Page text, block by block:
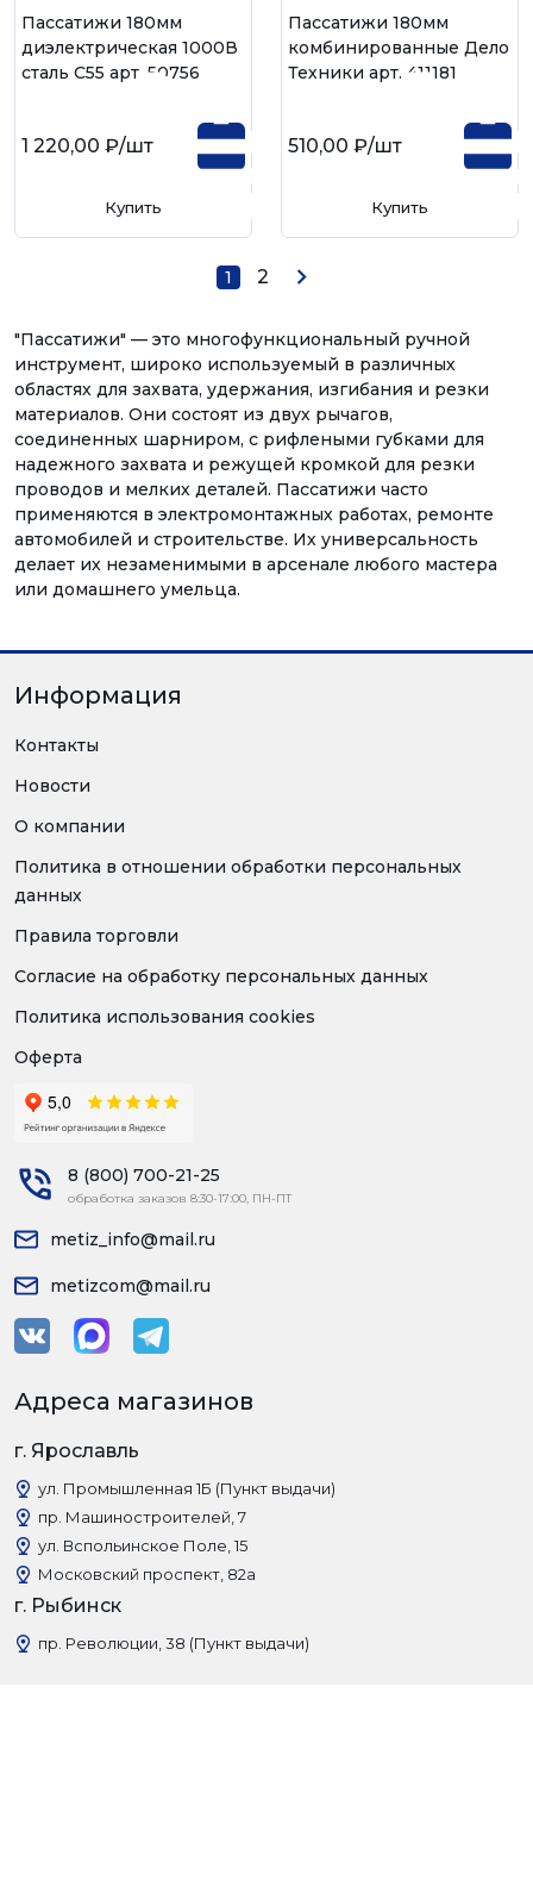
Пассатижи 180мм
диэлектрическая 1000В
сталь С55 арт. 50756
1 220,00 ₽/шт
Купить
Пассатижи 180мм
комбинированные Дело
Техники арт. 411181
510,00 ₽/шт
Купить
1 2
"Пассатижи" — это многофункциональный ручной
инструмент, широко используемый в различных
областях для захвата, удержания, изгибания и резки
материалов. Они состоят из двух рычагов,
соединенных шарниром, с рифлеными губками для
надежного захвата и режущей кромкой для резки
проводов и мелких деталей. Пассатижи часто
применяются в электромонтажных работах, ремонте
автомобилей и строительстве. Их универсальность
делает их незаменимыми в арсенале любого мастера
или домашнего умельца.
Информация
Контакты
Новости
О компании
Политика в отношении обработки персональных
данных
Правила торговли
Согласие на обработку персональных данных
Политика использования cookies
Оферта
8 (800) 700-21-25
обработка заказов 8:30-17:00, ПН-ПТ
metiz_info@mail.ru
metizcom@mail.ru
Адреса магазинов
г. Ярославль
ул. Промышленная 1Б (Пункт выдачи)
пр. Машиностроителей, 7
ул. Вспольинское Поле, 15
Московский проспект, 82а
г. Рыбинск
пр. Революции, 38 (Пункт выдачи)